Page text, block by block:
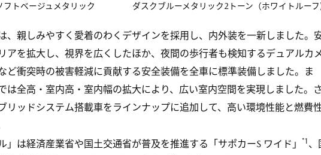
フトベージュメタリック ダスクブルーメタリック2トーン（ホワイトルーフ
、親しみやすく愛着のわくデザインを採用し、内外装を一新しました。
アを拡大し、視界を広くしたほか、夜間の歩行者も検知するデュアルカ
ど衝突時の被害軽減に貢献する安全装備を全車に標準装備しました。ま
は全高・室内高・室内幅の拡大により、広い室内空間を実現しました。さ
リッドシステム搭載車をラインナップに追加して、高い環境性能と燃費
」は経済産業省や国土交通省が普及を推進する「サポカーS ワイド」
*1 、